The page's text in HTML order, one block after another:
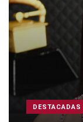
DESTACADAS